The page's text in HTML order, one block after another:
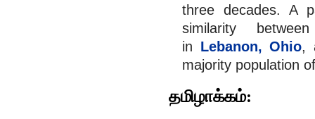
three decades. A
similarity
in Lebanon, Ohio,
majority population
தமிழாக்கம்: